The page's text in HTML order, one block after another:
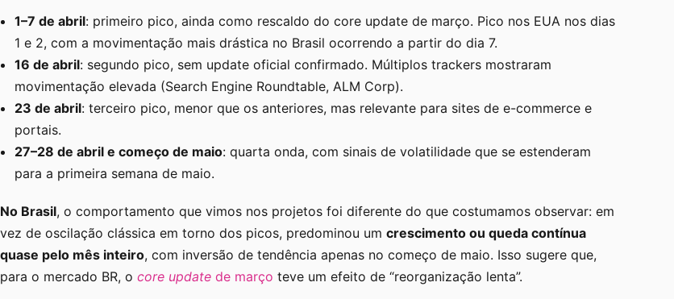
1–7 de abril: primeiro pico, ainda como rescaldo do core update de março. Pico nos EUA nos dias
1 e 2, com a movimentação mais drástica no Brasil ocorrendo a partir do dia 7.
16 de abril: segundo pico, sem update oficial confirmado. Múltiplos trackers mostraram
movimentação elevada (Search Engine Roundtable, ALM Corp).
23 de abril: terceiro pico, menor que os anteriores, mas relevante para sites de e-commerce e
portais.
27–28 de abril e começo de maio: quarta onda, com sinais de volatilidade que se estenderam
para a primeira semana de maio.
No Brasil, o comportamento que vimos nos projetos foi diferente do que costumamos observar: em
vez de oscilação clássica em torno dos picos, predominou um crescimento ou queda contínua
quase pelo mês inteiro, com inversão de tendência apenas no começo de maio. Isso sugere que,
para o mercado BR, o core update de março teve um efeito de “reorganização lenta”.